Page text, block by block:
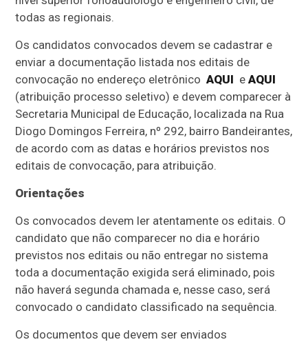
todas as regionais.
Os candidatos convocados devem se cadastrar e
enviar a documentação listada nos editais de
convocação no endereço eletrônicoAQUI eAQUI
(atribuição processo seletivo) e devem comparecer à
Secretaria Municipal de Educação, localizada na Rua
Diogo Domingos Ferreira, nº 292, bairro Bandeirantes,
de acordo com as datas e horários previstos nos
editais de convocação, para atribuição.
Orientações
Os convocados devem ler atentamente os editais. O
candidato que não comparecer no dia e horário
previstos nos editais ou não entregar no sistema
toda a documentação exigida será eliminado, pois
não haverá segunda chamada e, nesse caso, será
convocado o candidato classificado na sequência.
Os documentos que devem ser enviados